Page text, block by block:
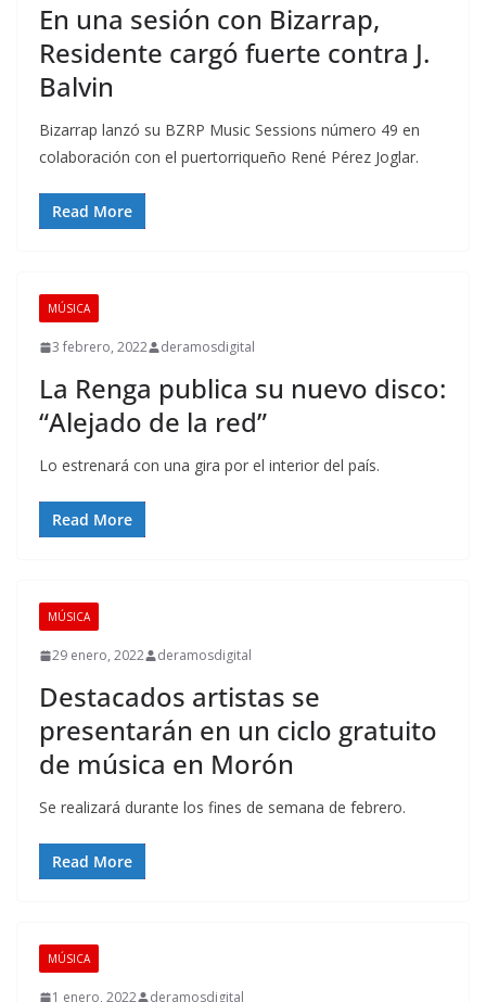
En una sesión con Bizarrap,
Residente cargó fuerte contra J.
Balvin
Bizarrap lanzó su BZRP Music Sessions número 49 en
colaboración con el puertorriqueño René Pérez Joglar.
Read More
MÚSICA
3 febrero, 2022 deramosdigital
La Renga publica su nuevo disco:
“Alejado de la red”
Lo estrenará con una gira por el interior del país.
Read More
MÚSICA
29 enero, 2022 deramosdigital
Destacados artistas se
presentarán en un ciclo gratuito
de música en Morón
Se realizará durante los fines de semana de febrero.
Read More
MÚSICA
1 enero, 2022 deramosdigital